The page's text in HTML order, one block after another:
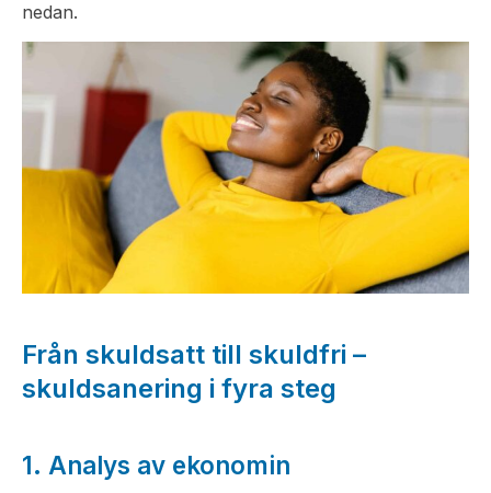
nedan.
Från skuldsatt till skuldfri –
skuldsanering i fyra steg
1. Analys av ekonomin